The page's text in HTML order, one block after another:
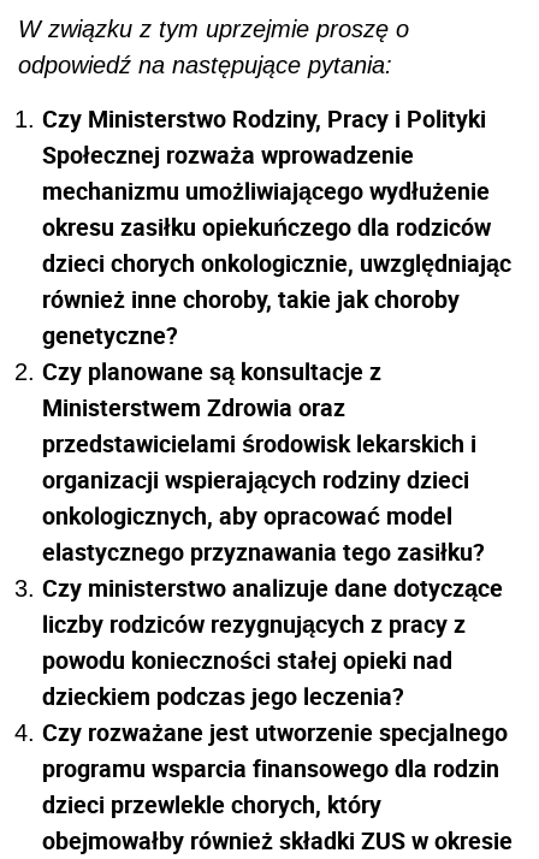
W związku z tym uprzejmie proszę o
odpowiedź na następujące pytania:
Czy Ministerstwo Rodziny, Pracy i Polityki
Społecznej rozważa wprowadzenie
mechanizmu umożliwiającego wydłużenie
okresu zasiłku opiekuńczego dla rodziców
dzieci chorych onkologicznie, uwzględniając
również inne choroby, takie jak choroby
genetyczne?
Czy planowane są konsultacje z
Ministerstwem Zdrowia oraz
przedstawicielami środowisk lekarskich i
organizacji wspierających rodziny dzieci
onkologicznych, aby opracować model
elastycznego przyznawania tego zasiłku?
Czy ministerstwo analizuje dane dotyczące
liczby rodziców rezygnujących z pracy z
powodu konieczności stałej opieki nad
dzieckiem podczas jego leczenia?
Czy rozważane jest utworzenie specjalnego
programu wsparcia finansowego dla rodzin
dzieci przewlekle chorych, który
obejmowałby również składki ZUS w okresie